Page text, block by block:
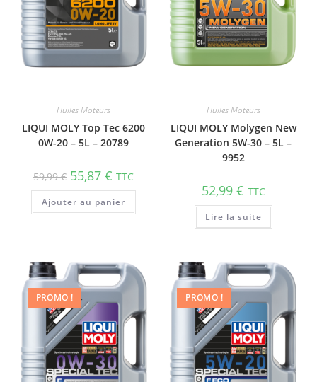
Huiles Moteurs
LIQUI MOLY Top Tec 6200
0W-20 – 5L – 20789
59,99€ 55,87€ TTC
Ajouter au panier
Huiles Moteurs
LIQUI MOLY Molygen New
Generation 5W-30 – 5L –
9952
52,99 € TTC
Lire la suite
PROMO ! PROMO !